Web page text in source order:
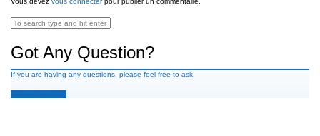
Got Any Question?
If you are having any questions, please feel free to ask.